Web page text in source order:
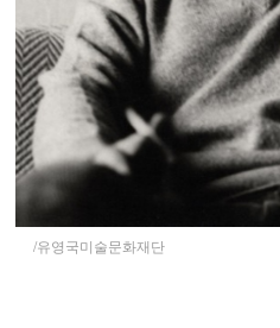
/유영국미술문화재단